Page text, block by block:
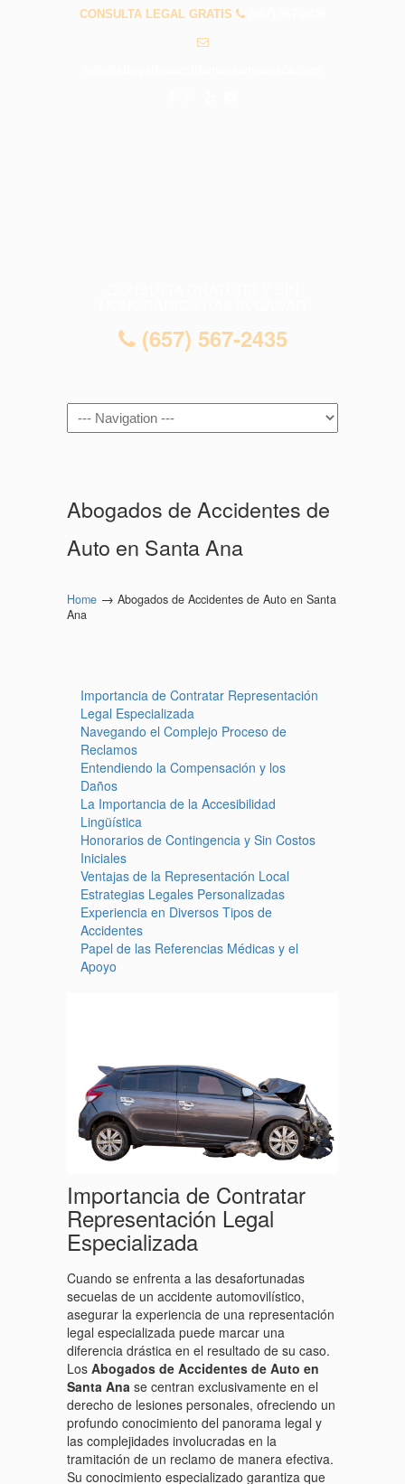
CONSULTA LEGAL GRATIS
(657) 567-2435
Navigation
Abogados de Accidentes de
Auto en Santa Ana
Home → Abogados de Accidentes de Auto en Santa
Ana
Importancia de Contratar Representación
Legal Especializada
Navegando el Complejo Proceso de
Reclamos
Entendiendo la Compensación y los
Daños
La Importancia de la Accesibilidad
Lingüística
Honorarios de Contingencia y Sin Costos
Iniciales
Ventajas de la Representación Local
Estrategias Legales Personalizadas
Experiencia en Diversos Tipos de
Accidentes
Papel de las Referencias Médicas y el
Apoyo
Importancia de Contratar
Representación Legal
Especializada
Cuando se enfrenta a las desafortunadas
secuelas de un accidente automovilístico,
asegurar la experiencia de una representación
legal especializada puede marcar una
diferencia drástica en el resultado de su caso.
Los Abogados de Accidentes de Auto en
Santa Ana se centran exclusivamente en el
derecho de lesiones personales, ofreciendo un
profundo conocimiento del panorama legal y
las complejidades involucradas en la
tramitación de un reclamo de manera efectiva.
Su conocimiento especializado garantiza que